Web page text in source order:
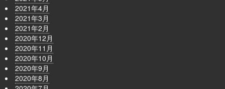
2021年4月
2021年3月
2021年2月
2020年12月
2020年11月
2020年10月
2020年9月
2020年8月